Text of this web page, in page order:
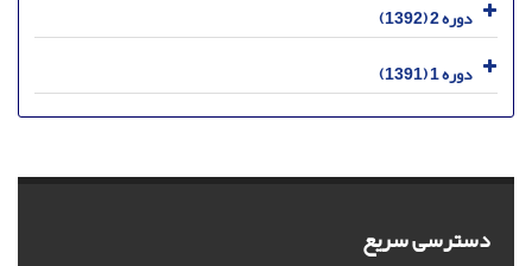
دوره 2 (1392)
دوره 1 (1391)
دسترسی سریع